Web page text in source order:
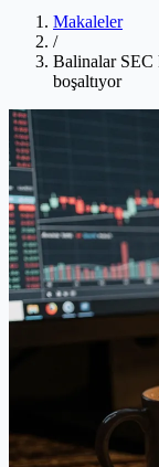
Makaleler
/
Balinalar SEC
boşaltıyor